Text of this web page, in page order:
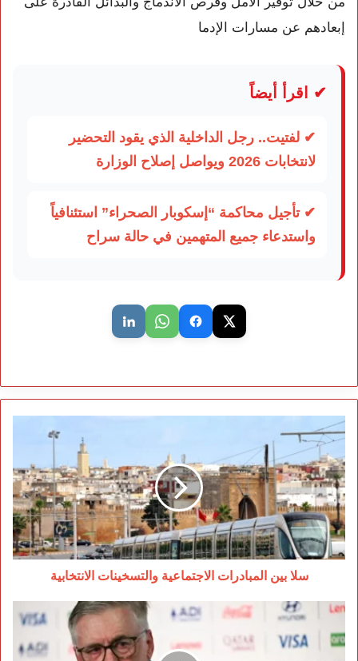
إبعادهم عن مسارات الإدما
✔ اقرأ أيضاً
✔ لفتيت.. رجل الداخلية الذي يقود التحضير
لانتخابات 2026 ويواصل إصلاح الوزارة
✔ تأجيل محاكمة “إسكوبار الصحراء” استئنافياً
واستدعاء جميع المتهمين في حالة سراح
سلا
بين
المبادرات
الاجتماعية
والتسخينات
الانتخابية
سلا بين المبادرات الاجتماعية والتسخينات الانتخابية
أنشيلوتي:
المغرب
من